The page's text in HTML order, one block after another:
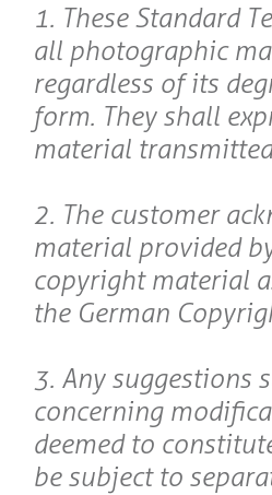
1. These Standard
all photographic
regardless of its
form. They shall
material
2. The customer
material provided
copyright material
the German
3. Any suggestions
concerning
deemed to
be subject to